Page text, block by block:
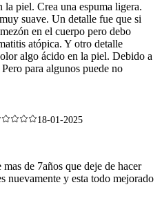
la piel. Crea una espuma ligera.
suave. Un detalle fue que si
en el cuerpo pero debo
atópica. Y otro detalle
algo ácido en la piel. Debido a
para algunos puede no
18-01-2025
de 7años que deje de hacer
nuevamente y esta todo mejorado